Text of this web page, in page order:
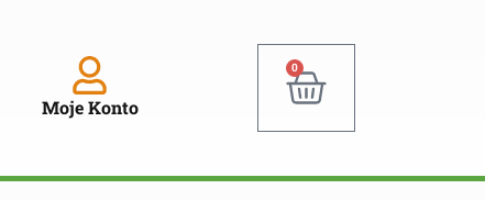
Moje Konto
0